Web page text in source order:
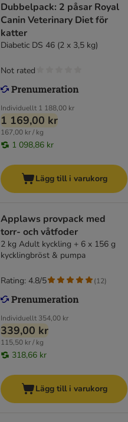
Dubbelpack: 2 påsar Royal
Canin Veterinary Diet för
katter
Diabetic DS 46 (2 x 3,5 kg)
Individuellt 1 188,00 kr
1 169,00 kr
167,00 kr / kg
1 098,86 kr
Not rated
Lägg till i varukorg
Applaws provpack med
torr- och våtfoder
2 kg Adult kyckling + 6 x 156 g
kycklingbröst & pumpa
Individuellt 354,00 kr
339,00 kr
115,50 kr / kg
318,66 kr
Rating: 4.8/5 (12)
Lägg till i varukorg